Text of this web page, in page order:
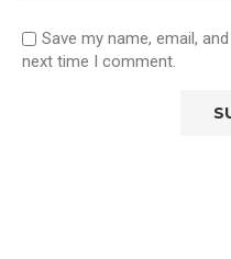
Save my name, email,
next time I comment.